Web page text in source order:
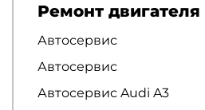
Ремонт двигателя
Автосервис
Автосервис
Автосервис Audi A3